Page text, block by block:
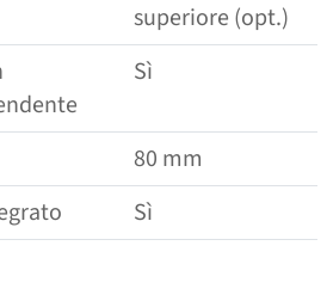
superiore (opt.)
Sì
80 mm
Sì